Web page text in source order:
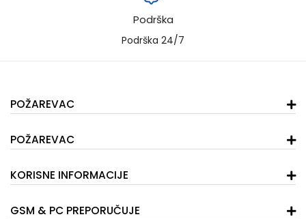
Podrška
Podrška 24/7
POŽAREVAC
POŽAREVAC
KORISNE INFORMACIJE
GSM & PC PREPORUČUJE